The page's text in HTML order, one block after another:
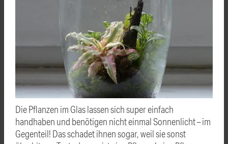
Die Pflanzen im Glas lassen sich super einfach
handhaben und benötigen nicht einmal Sonnenlicht – im
Gegenteil! Das schadet ihnen sogar, weil sie sonst